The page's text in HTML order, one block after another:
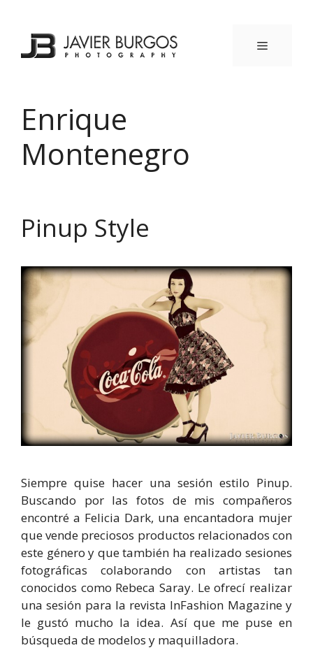
contenido
MENÚ
Enrique
Montenegro
Pinup Style
Siempre quise hacer una sesión estilo Pinup.
Buscando por las fotos de mis compañeros
encontré a Felicia Dark, una encantadora mujer
que vende preciosos productos relacionados con
este género y que también ha realizado sesiones
fotográficas colaborando con artistas tan
conocidos como Rebeca Saray. Le ofrecí realizar
una sesión para la revista InFashion Magazine y
le gustó mucho la idea. Así que me puse en
búsqueda de modelos y maquilladora.